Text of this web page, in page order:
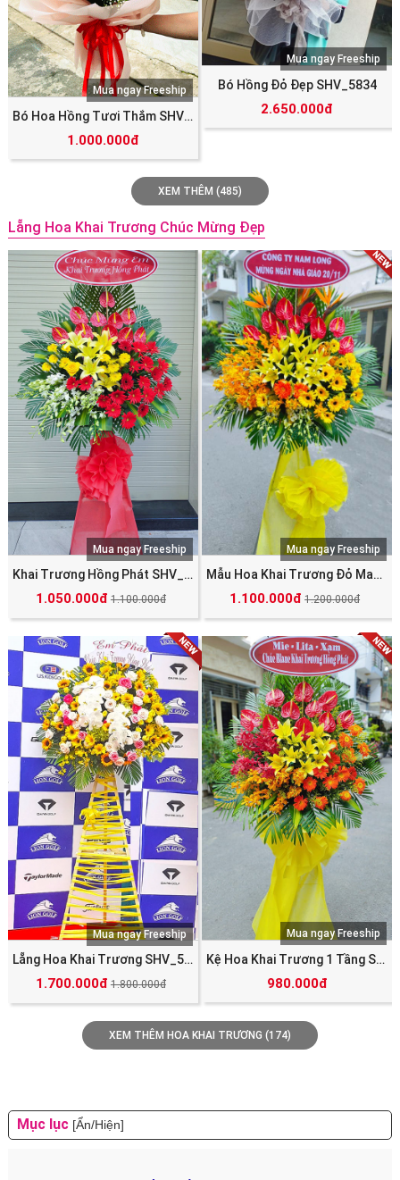
Bó Hoa Hồng Tươi Thắm SHV_5851
1.000.000đ
Mua ngay Freeship Bó Hồng Đỏ Đẹp SHV_5834
2.650.000đ
Mua ngay Freeship
XEM THÊM (485)
Lẵng Hoa Khai Trương Chúc Mừng Đẹp
Khai Trương Hồng Phát SHV_4029
1.050.000đ 1.100.000đ
Mua ngay Freeship
Mẫu Hoa Khai Trương Đỏ May Mắn Tài Lộc SHV_5036
1.100.000đ 1.200.000đ
Mua ngay Freeship
Lẵng Hoa Khai Trương SHV_5038
1.700.000đ 1.800.000đ
Mua ngay Freeship
Kệ Hoa Khai Trương 1 Tầng SHV_5050
980.000đ
Mua ngay Freeship
XEM THÊM HOA KHAI TRƯƠNG (174)
Mục lục [Ẩn/Hiện]